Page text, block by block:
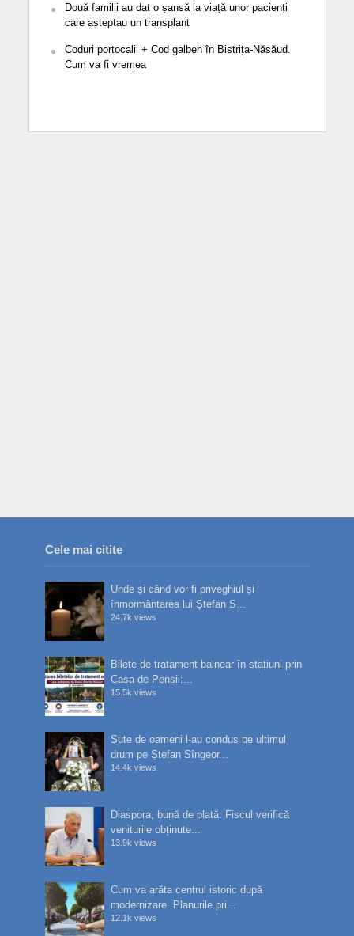
Două familii au dat o șansă la viață unor pacienți
care așteptau un transplant
Coduri portocalii + Cod galben în Bistrița-Năsăud.
Cum va fi vremea
Cele mai citite
Unde și când vor fi priveghiul și
înmormântarea lui Ștefan S...
24.7k views
Bilete de tratament balnear în stațiuni prin
Casa de Pensii:...
15.5k views
Sute de oameni l-au condus pe ultimul
drum pe Ștefan Sîngeor...
14.4k views
Diaspora, bună de plată. Fiscul verifică
veniturile obținute...
13.9k views
Cum va arăta centrul istoric după
modernizare. Planurile pri...
12.1k views